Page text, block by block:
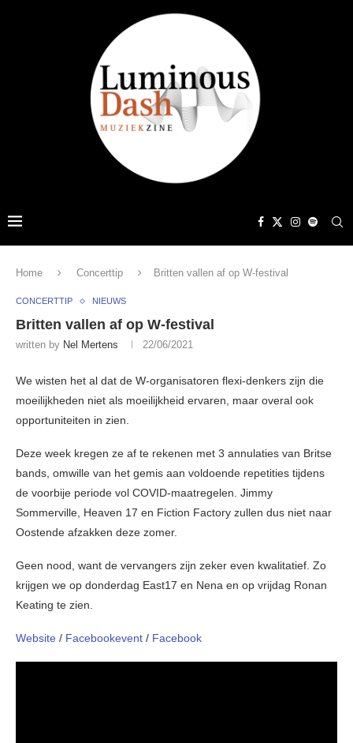
Home Concerttip Britten vallen af op W-festival
CONCERTTIP NIEUWS
Britten vallen af op W-festival
written by Nel Mertens 22/06/2021
We wisten het al dat de W-organisatoren flexi-denkers zijn die
moeilijkheden niet als moeilijkheid ervaren, maar overal ook
opportuniteiten in zien.
Deze week kregen ze af te rekenen met 3 annulaties van Britse
bands, omwille van het gemis aan voldoende repetities tijdens
de voorbije periode vol COVID-maatregelen. Jimmy
Sommerville, Heaven 17 en Fiction Factory zullen dus niet naar
Oostende afzakken deze zomer.
Geen nood, want de vervangers zijn zeker even kwalitatief. Zo
krijgen we op donderdag East17 en Nena en op vrijdag Ronan
Keating te zien.
Website / Facebookevent / Facebook